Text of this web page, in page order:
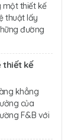
một thiết kế
thuật lấy
đường
thiết kế
khẳng
của
F&B với